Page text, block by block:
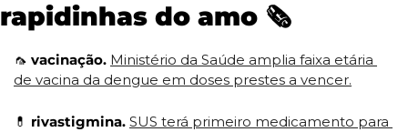
rapidinhas do amo 🗞
🦟 vacinação. Ministério da Saúde amplia faixa etária
de vacina da dengue em doses prestes a vencer.
💊 rivastigmina. SUS terá primeiro medicamento para